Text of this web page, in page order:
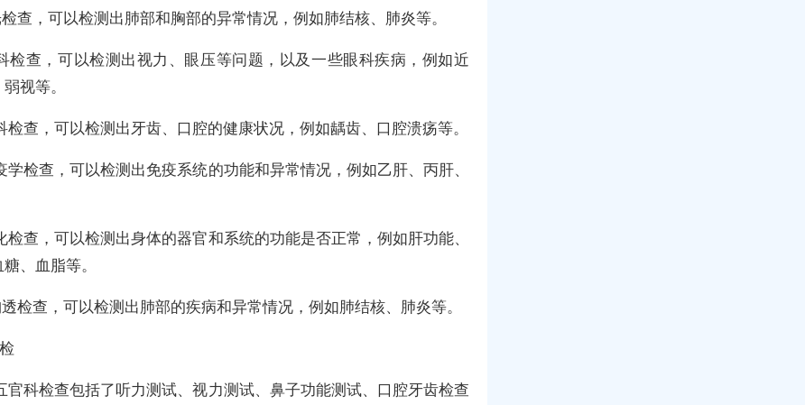
查，可以检测出肺部和胸部的异常情况，例如肺结核、肺炎等。
检查，可以检测出视力、眼压等问题，以及一些眼科疾病，例如近
视等。
检查，可以检测出牙齿、口腔的健康状况，例如龋齿、口腔溃疡等。
学检查，可以检测出免疫系统的功能和异常情况，例如乙肝、丙肝、
检查，可以检测出身体的器官和系统的功能是否正常，例如肝功能、
、血脂等。
检查，可以检测出肺部的疾病和异常情况，例如肺结核、肺炎等。
官科检查包括了听力测试、视力测试、鼻子功能测试、口腔牙齿检查